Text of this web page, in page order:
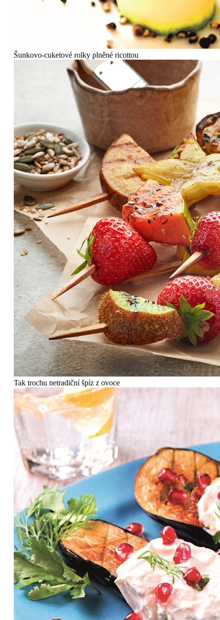
Šunkovo-cuketové rolky plněné ricottou
Tak trochu netradiční špíz z ovoce